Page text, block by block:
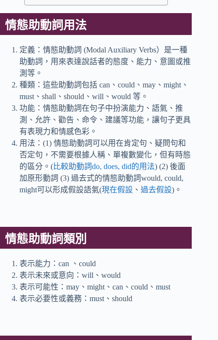
情態助動詞用法
定義：情態助動詞 (Modal Auxiliary Verbs）是一種
助動詞，用來表達說話者的態度、能力、意圖或推
測等。
種類：這些助動詞包括 can、could、may、might、
must、shall、should、will、would 等。
功能：情態助動詞在句子中扮演能力、語氣、推
測、允許、勸告、命令、建議等功能，讓句子更具
有表現力和情感色彩。
用法：(1) 情態助動詞可以用在肯定句、疑問句和
否定句，不需要根據人稱、單複數變化，但有時態
的區分。(比較助動詞do, does, did的用法) (2) 後面
加原形動詞 (3) 過去式的情態助動詞would, could,
might可以形成假設語氣(現在假設 、 過去假設)。
情態助動詞類別
表示能力：can 、could
表示未來或意向：will、would
表示可能性：may、might、can、could、must
表示必要性或義務：must、should